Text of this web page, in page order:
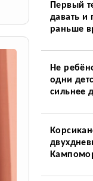
Первый
давать и
раньше
Не
одни
сильнее